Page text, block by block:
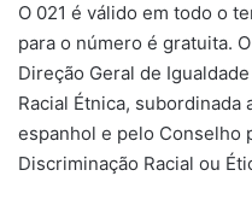
O 021 é válido em todo o
para o número é gratuita.
Direção Geral de
Racial Étnica,
espanhol e pelo Conselho
Discriminação Racial ou